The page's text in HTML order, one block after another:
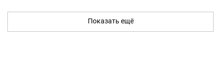
Показать ещё